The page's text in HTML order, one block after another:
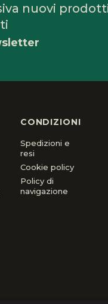
nuovi
CONDIZIONI
Spedizioni e
resi
Cookie policy
Policy di
navigazione